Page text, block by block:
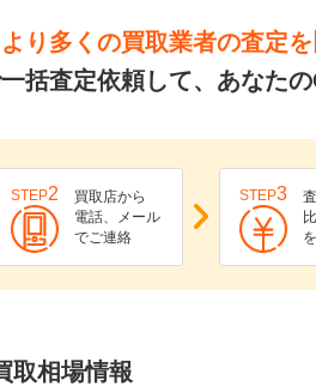
より多くの買取業者の査定
括査定依頼して、あなた
STEP2
買取店から
電話、メール
でご連絡
STEP3
取相場情報